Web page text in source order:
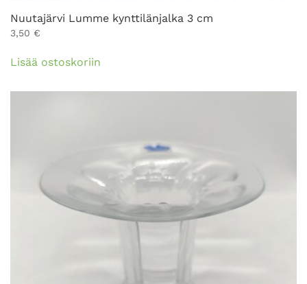
Nuutajärvi Lumme kynttilänjalka 3 cm
3,50 €
Lisää ostoskoriin